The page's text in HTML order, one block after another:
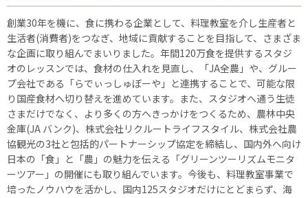
創業30年を機に、食に携わる企業として、料理教室を介し生産者と
生活者(消費者)をつなぎ、地域に貢献することを目指して、さまざま
な企画に取り組んでまいりました。年間120万食を提供するスタジ
オのレッスンでは、食材の仕入れを見直し、「JA全農」や、グルー
プ会社である「らでぃっしゅぼーや」と連携することで、可能な限
り国産食材へ切り替えを進めています。また、スタジオへ通う生徒
さまだけでなく、より多くの方へきっかけをつくるため、農林中央
金庫(JA バンク)、株式会社リクルートライフスタイル、株式会社農
協観光の3社と包括的パートナーシップ協定を締結し、国内外へ向け
日本の「食」と「農」の魅力を伝える「グリーンツーリズムモニタ
ーツアー」の開催にも取り組んでいます。今後も、料理教室事業で
培ったノウハウを活かし、国内125スタジオだけにとどまらず、海